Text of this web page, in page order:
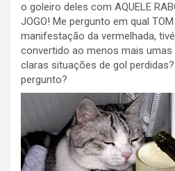
o goleiro deles com AQUELE
JOGO! Me pergunto em qual
manifestação da vermelhada,
convertido ao menos mais umas
claras situações de gol
pergunto?